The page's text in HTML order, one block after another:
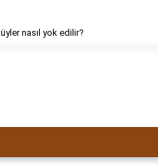
yok edilir?